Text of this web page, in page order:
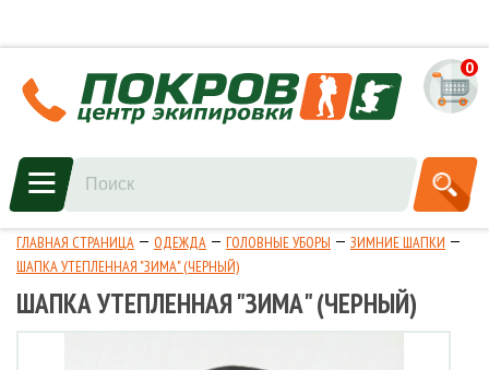
0
ГЛАВНАЯ СТРАНИЦА ОДЕЖДА ГОЛОВНЫЕ УБОРЫ
ЗИМНИЕ ШАПКИ
ШАПКА УТЕПЛЕННАЯ "ЗИМА" (ЧЕРНЫЙ)
ШАПКА УТЕПЛЕННАЯ "ЗИМА" (ЧЕРНЫЙ)